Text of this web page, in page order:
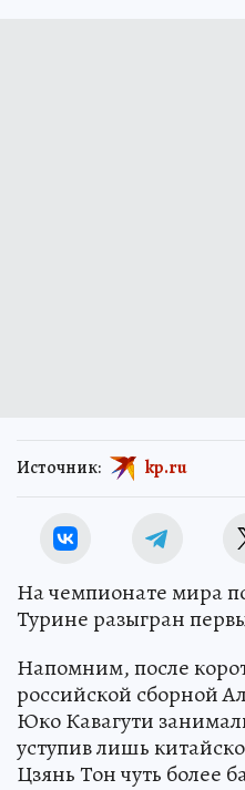
Источник: kp.ru
На чемпионате мира
Турине разыгран
Напомним, после
российской сборной
Юко Кавагути
уступив лишь
Цзянь Тон чуть более